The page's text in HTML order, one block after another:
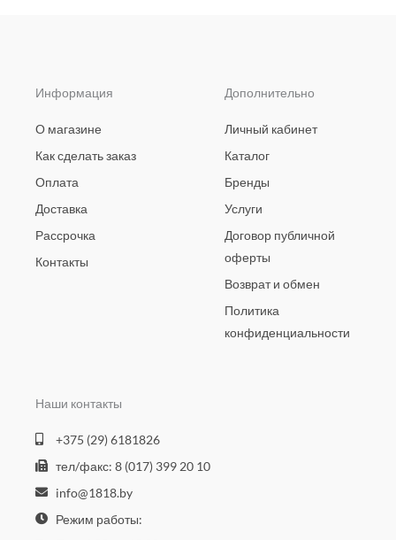
Информация
О магазине
Как сделать заказ
Оплата
Доставка
Рассрочка
Контакты
Дополнительно
Личный кабинет
Каталог
Бренды
Услуги
Договор публичной
оферты
Возврат и обмен
Политика
конфиденциальности
Наши контакты
+375 (29) 6181826
тел/факс: 8 (017) 399 20 10
info@1818.by
Режим работы: